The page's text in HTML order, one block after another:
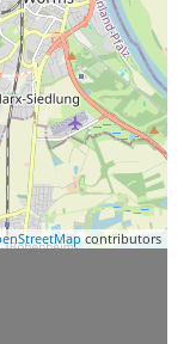
contributors